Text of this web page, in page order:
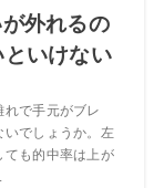
外れるの
いけない
で手元がブレ
いでしょうか。左
ても的中率は上が